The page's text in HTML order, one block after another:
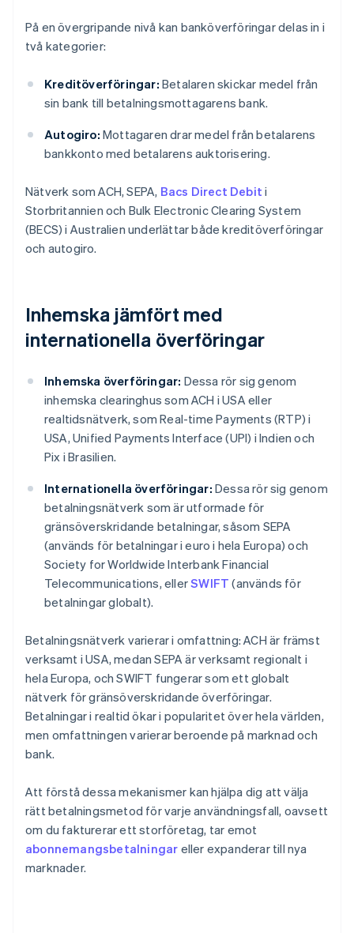
På en övergripande nivå kan banköverföringar delas in i
två kategorier:
Kreditöverföringar: Betalaren skickar medel från
sin bank till betalningsmottagarens bank.
Autogiro: Mottagaren drar medel från betalarens
bankkonto med betalarens auktorisering.
Nätverk som ACH, SEPA, Bacs Direct Debit i
Storbritannien och Bulk Electronic Clearing System
(BECS) i Australien underlättar både kreditöverföringar
och autogiro.
Inhemska jämfört med
internationella överföringar
Inhemska överföringar: Dessa rör sig genom
inhemska clearinghus som ACH i USA eller
realtidsnätverk, som Real-time Payments (RTP) i
USA, Unified Payments Interface (UPI) i Indien och
Pix i Brasilien.
Internationella överföringar: Dessa rör sig genom
betalningsnätverk som är utformade för
gränsöverskridande betalningar, såsom SEPA
(används för betalningar i euro i hela Europa) och
Society for Worldwide Interbank Financial
Telecommunications, ellerSWIFT (används för
betalningar globalt).
Betalningsnätverk varierar i omfattning: ACH är främst
verksamt i USA, medan SEPA är verksamt regionalt i
hela Europa, och SWIFT fungerar som ett globalt
nätverk för gränsöverskridande överföringar.
Betalningar i realtid ökar i popularitet över hela världen,
men omfattningen varierar beroende på marknad och
bank.
Att förstå dessa mekanismer kan hjälpa dig att välja
rätt betalningsmetod för varje användningsfall, oavsett
om du fakturerar ett storföretag, tar emot
abonnemangsbetalningar eller expanderar till nya
marknader.